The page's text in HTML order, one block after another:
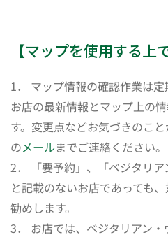
【マップを使用する上
1． マップ情報の確認作業は定
お店の最新情報とマップ上の
す。変更点などお気づきのこ
のメールまでご連絡ください。
2． 「要予約」、「ベジタリア
と記載のないお店であっても
勧めします。
3． お店では、ベジタリアン